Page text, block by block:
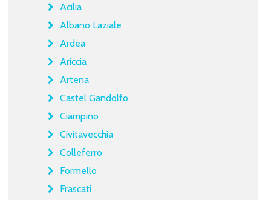
Acilia
Albano Laziale
Ardea
Ariccia
Artena
Castel Gandolfo
Ciampino
Civitavecchia
Colleferro
Formello
Frascati